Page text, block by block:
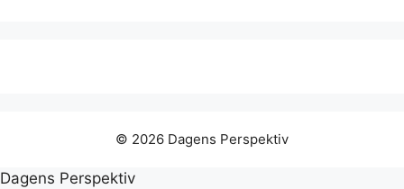
© 2026 Dagens Perspektiv
Dagens Perspektiv